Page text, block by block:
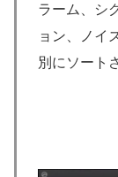
ラーム、シ
ョン、ノイ
別にソート